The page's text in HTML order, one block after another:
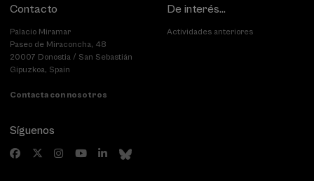
Contacto
Palacio Miramar
Paseo de Miraconcha, 48
20007 Donostia / San Sebastián
Gipuzkoa, Spain
Contacta con nosotros
De interés...
Actividades anteriores
Síguenos